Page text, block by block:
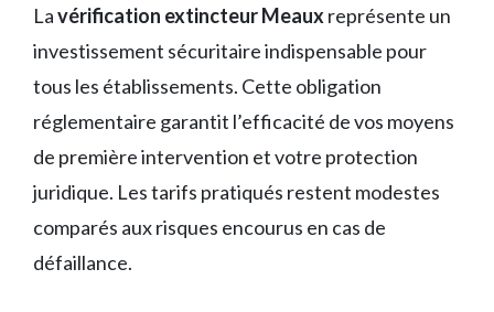
Lavérification extincteur Meauxreprésente un
investissement sécuritaire indispensable pour
tous les établissements. Cette obligation
réglementaire garantit l’efficacité de vos moyens
de première intervention et votre protection
juridique. Les tarifs pratiqués restent modestes
comparés aux risques encourus en cas de
défaillance.